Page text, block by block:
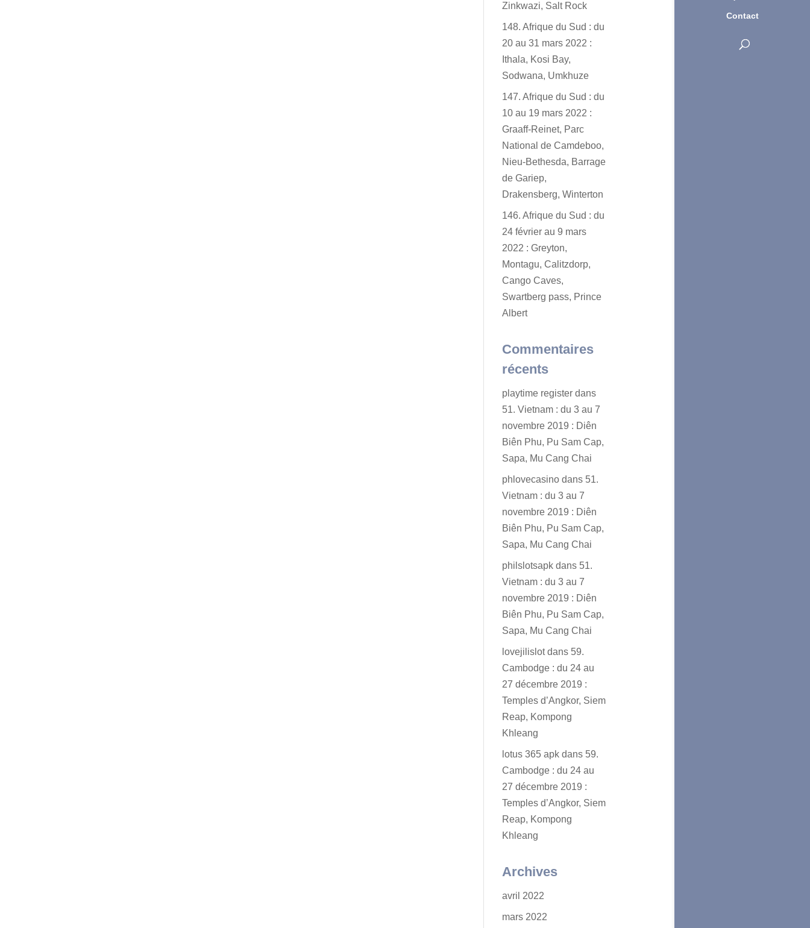
Contact
Zinkwazi, Salt Rock
148. Afrique du Sud : du
20 au 31 mars 2022 :
Ithala, Kosi Bay,
Sodwana, Umkhuze
147. Afrique du Sud : du
10 au 19 mars 2022 :
Graaff-Reinet, Parc
National de Camdeboo,
Nieu-Bethesda, Barrage
de Gariep,
Drakensberg, Winterton
146. Afrique du Sud : du
24 février au 9 mars
2022 : Greyton,
Montagu, Calitzdorp,
Cango Caves,
Swartberg pass, Prince
Albert
Commentaires
récents
playtime register dans
51. Vietnam : du 3 au 7
novembre 2019 : Diên
Biên Phu, Pu Sam Cap,
Sapa, Mu Cang Chai
phlovecasino dans 51.
Vietnam : du 3 au 7
novembre 2019 : Diên
Biên Phu, Pu Sam Cap,
Sapa, Mu Cang Chai
philslotsapk dans 51.
Vietnam : du 3 au 7
novembre 2019 : Diên
Biên Phu, Pu Sam Cap,
Sapa, Mu Cang Chai
lovejilislotdans 59.
Cambodge : du 24 au
27 décembre 2019 :
Temples d’Angkor, Siem
Reap, Kompong
Khleang
lotus 365 apk dans 59.
Cambodge : du 24 au
27 décembre 2019 :
Temples d’Angkor, Siem
Reap, Kompong
Khleang
Archives
avril 2022
mars 2022